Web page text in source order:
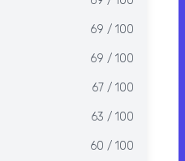
69 / 100
69 / 100
67 / 100
63 / 100
60 / 100